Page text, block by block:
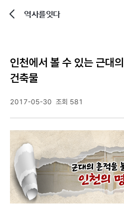
역사를잇다
인천에서 볼 수 있는 근대
건축물
2017-05-30 조회 581